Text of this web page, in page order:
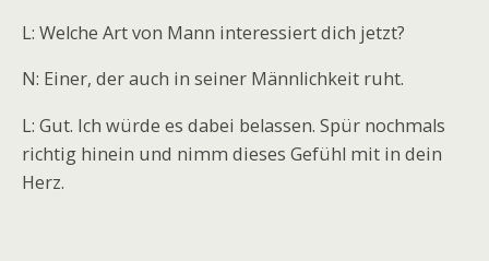
L: Welche Art von Mann interessiert dich jetzt?
N: Einer, der auch in seiner Männlichkeit ruht.
L: Gut. Ich würde es dabei belassen. Spür nochmals
richtig hinein und nimm dieses Gefühl mit in dein
Herz.